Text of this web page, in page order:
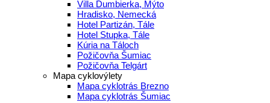
Villa Ďumbierka, Mýto
Hradisko, Nemecká
Hotel Partizán, Tále
Hotel Stupka, Tále
Kúria na Táloch
Požičovňa Šumiac
Požičovňa Telgárt
Mapa cyklovýlety
Mapa cyklotrás Brezno
Mapa cyklotrás Šumiac